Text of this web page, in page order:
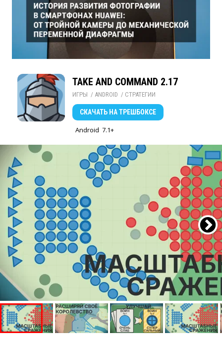
TAKE AND COMMAND 2.17
ИГРЫ / ANDROID / СТРАТЕГИИ
СКАЧАТЬ НА ТРЕШБОКСЕ
Android 7.1+